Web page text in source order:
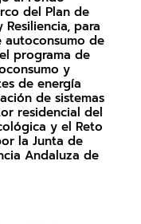
del Plan de
Resiliencia, para
de
programa de
y
de energía
de sistemas
residencial del
y el Reto
la Junta de
Andaluza de